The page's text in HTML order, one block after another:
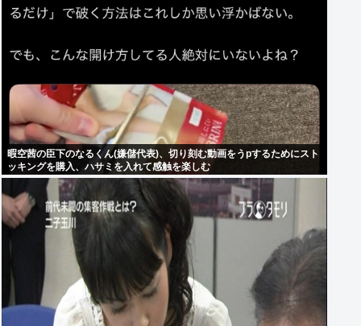
暇空茜の臣下のなるくん(嫌儲代表)、切り刻む動画をうpするためにスト
ッキングを購入、ハサミを入れて感触を楽しむ